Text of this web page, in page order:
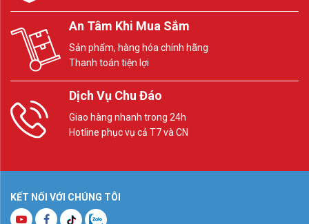
An Tâm Khi Mua Sắm
Sản phẩm, hàng hóa chính hãng
Thanh toán tiện lợi
Dịch Vụ Chu Đáo
Giao hàng nhanh trong 24h
Hotline phục vụ cả T7 và CN
KẾT NỐI VỚI CHÚNG TÔI